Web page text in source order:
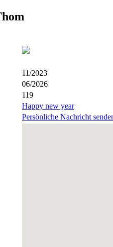
11/2023
06/2026
119
Happy new year
Persönliche Nachricht